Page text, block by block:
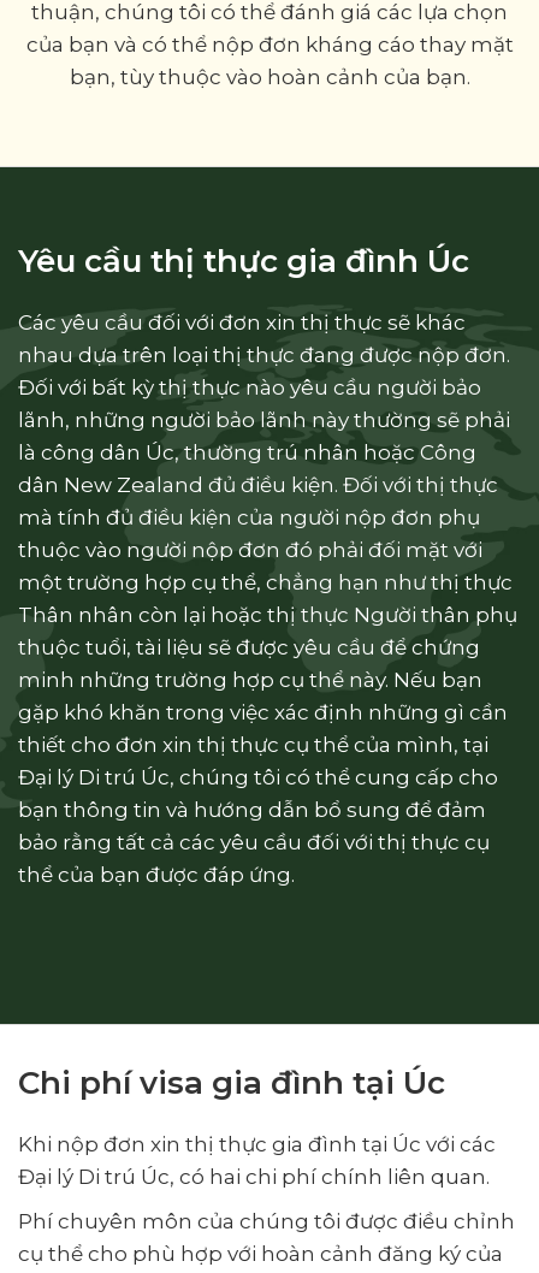
thuận, chúng tôi có thể đánh giá các lựa chọn
của bạn và có thể nộp đơn kháng cáo thay mặt
bạn, tùy thuộc vào hoàn cảnh của bạn.
Yêu cầu thị thực gia đình Úc
Các yêu cầu đối với đơn xin thị thực sẽ khác
nhau dựa trên loại thị thực đang được nộp đơn.
Đối với bất kỳ thị thực nào yêu cầu người bảo
lãnh, những người bảo lãnh này thường sẽ phải
là công dân Úc, thường trú nhân hoặc Công
dân New Zealand đủ điều kiện. Đối với thị thực
mà tính đủ điều kiện của người nộp đơn phụ
thuộc vào người nộp đơn đó phải đối mặt với
một trường hợp cụ thể, chẳng hạn như thị thực
Thân nhân còn lại hoặc thị thực Người thân phụ
thuộc tuổi, tài liệu sẽ được yêu cầu để chứng
minh những trường hợp cụ thể này. Nếu bạn
gặp khó khăn trong việc xác định những gì cần
thiết cho đơn xin thị thực cụ thể của mình, tại
Đại lý Di trú Úc, chúng tôi có thể cung cấp cho
bạn thông tin và hướng dẫn bổ sung để đảm
bảo rằng tất cả các yêu cầu đối với thị thực cụ
thể của bạn được đáp ứng.
Chi phí visa gia đình tại Úc
Khi nộp đơn xin thị thực gia đình tại Úc với các
Đại lý Di trú Úc, có hai chi phí chính liên quan.
Phí chuyên môn của chúng tôi được điều chỉnh
cụ thể cho phù hợp với hoàn cảnh đăng ký của